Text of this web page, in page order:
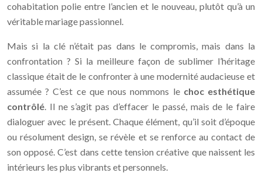
cohabitation polie entre l’ancien et le nouveau, plutôt qu’à un
véritable mariage passionnel.
Mais si la clé n’était pas dans le compromis, mais dans la
confrontation ? Si la meilleure façon de sublimer l’héritage
classique était de le confronter à une modernité audacieuse et
assumée ? C’est ce que nous nommons le choc esthétique
contrôlé. Il ne s’agit pas d’effacer le passé, mais de le faire
dialoguer avec le présent. Chaque élément, qu’il soit d’époque
ou résolument design, se révèle et se renforce au contact de
son opposé. C’est dans cette tension créative que naissent les
intérieurs les plus vibrants et personnels.